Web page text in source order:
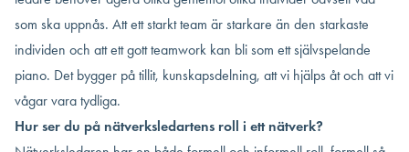
som ska uppnås. Att ett starkt team är starkare än den starkaste
individen och att ett gott teamwork kan bli som ett självspelande
piano. Det bygger på tillit, kunskapsdelning, att vi hjälps åt och att vi
vågar vara tydliga.
Hur ser du på nätverksledartens roll i ett nätverk?